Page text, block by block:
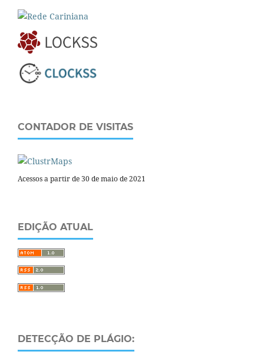
CONTADOR DE VISITAS
Acessos a partir de 30 de maio de 2021
EDIÇÃO ATUAL
DETECÇÃO DE PLÁGIO: